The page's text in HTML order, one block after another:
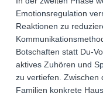
Emotionsregulation
Reaktionen zu
Botschaften statt Du-
aktives Zuhören und
zu vertiefen. Zwischen
Familien konkrete